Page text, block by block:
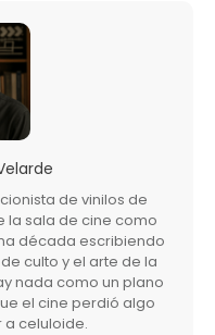
de vinilos de
la sala de cine como
década escribiendo
culto y el arte de la
nada como un plano
el cine perdió algo
celuloide.